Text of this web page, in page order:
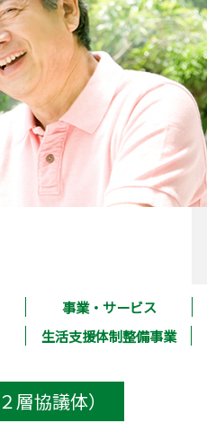
事業・サービス
生活支援体制整備事業
層協議体）